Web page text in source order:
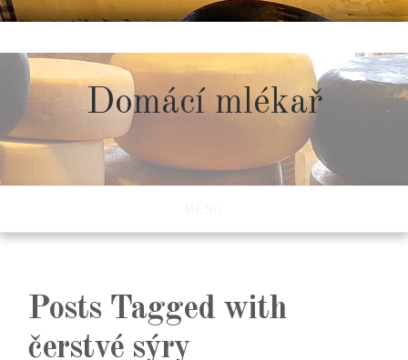
to
content
Domácí mlékař
Posts Tagged with
čerstvé sýry